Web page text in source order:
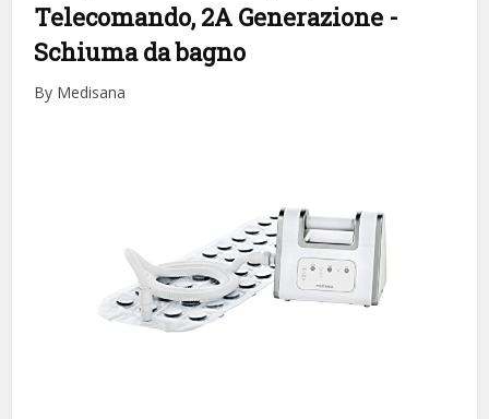
Telecomando, 2A Generazione -
Schiuma da bagno
By Medisana